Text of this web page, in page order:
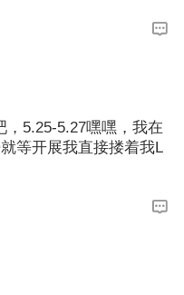
5.25-5.27嘿嘿，我在
等开展我直接搂着我L